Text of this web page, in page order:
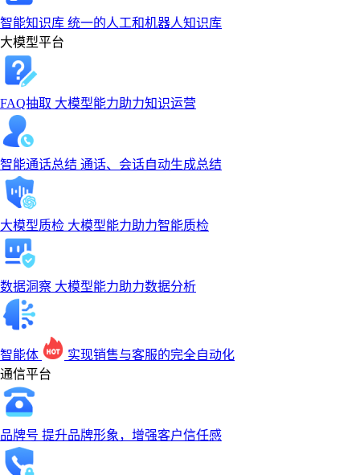
智能知识库 统一的人工和机器人知识库
大模型平台
FAQ抽取 大模型能力助力知识运营
智能通话总结 通话、会话自动生成总结
大模型质检 大模型能力助力智能质检
数据洞察 大模型能力助力数据分析
智能体
实现销售与客服的完全自动化
通信平台
品牌号 提升品牌形象，增强客户信任感